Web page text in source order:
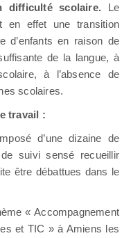
difficulté scolaire. Le
effet une transition
d’enfants en raison de
de la langue, à
à l’absence de
scolaires.
travail :
d’une dizaine de
suivi sensé recueillir
être débattues dans le
« Accompagnement
et TIC » à Amiens les